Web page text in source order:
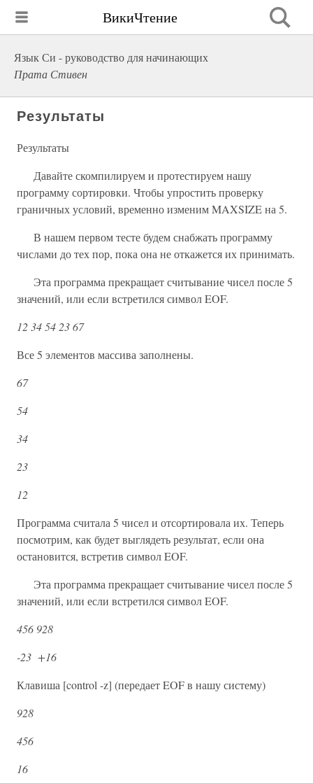
ВикиЧтение
Язык Си - руководство для начинающих
Прата Стивен
Результаты
Результаты
Давайте скомпилируем и протестируем нашу
программу сортировки. Чтобы упростить проверку
граничных условий, временно изменим MAXSIZE на 5.
В нашем первом тесте будем снабжать программу
числами до тех пор, пока она не откажется их принимать.
Эта программа прекращает считывание чисел после 5
значений, или если встретился символ EOF.
12 34 54 23 67
Все 5 элементов массива заполнены.
67
54
34
23
12
Программа считала 5 чисел и отсортировала их. Теперь
посмотрим, как будет выглядеть результат, если она
остановится, встретив символ EOF.
Эта программа прекращает считывание чисел после 5
значений, или если встретился символ EOF.
456 928
-23 +16
Клавиша [control -z] (передает EOF в нашу систему)
928
456
16